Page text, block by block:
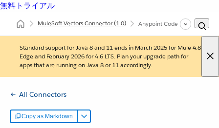
無料トライアル
MuleSoft Vectors Connector(1.0) Anypoint Code Builder を使
Standard support for Java 8 and 11 ends in March 2025 for Mule 4.8
Edge and February 2026 for 4.6 LTS. Plan your upgrade path for
apps that are running on Java 8 or 11 accordingly.
All Connectors
Copy as Markdown